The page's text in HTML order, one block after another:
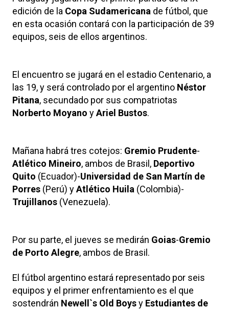
edición de la Copa Sudamericana de fútbol, que
en esta ocasión contará con la participación de 39
equipos, seis de ellos argentinos.
El encuentro se jugará en el estadio Centenario, a
las 19, y será controlado por el argentino Néstor
Pitana, secundado por sus compatriotas
Norberto Moyano yAriel Bustos.
Mañana habrá tres cotejos: Gremio Prudente-
Atlético Mineiro, ambos de Brasil, Deportivo
Quito (Ecuador)-Universidad de San Martín de
Porres (Perú) yAtlético Huila (Colombia)-
Trujillanos (Venezuela).
Por su parte, el jueves se medirán Goias-Gremio
de Porto Alegre, ambos de Brasil.
El fútbol argentino estará representado por seis
equipos y el primer enfrentamiento es el que
sostendrán Newell`s Old Boysy Estudiantes de